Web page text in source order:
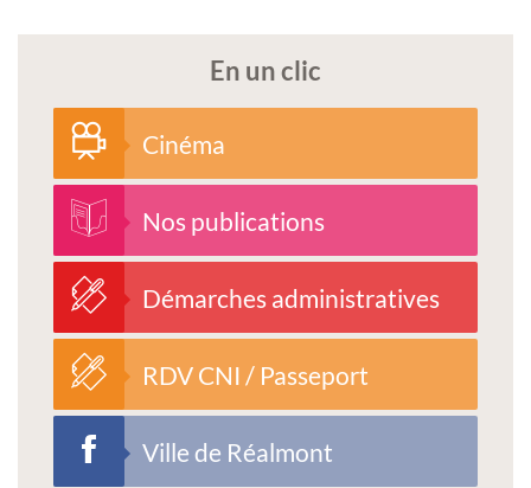
En un clic
Cinéma
Nos publications
Démarches administratives
RDV CNI / Passeport
Ville de Réalmont